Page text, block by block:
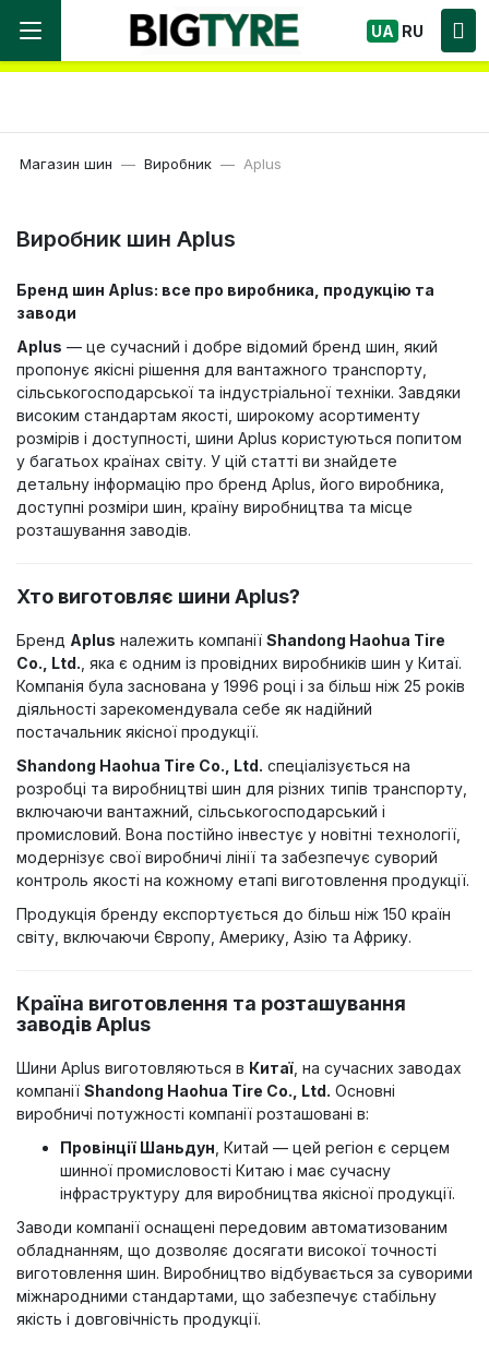
Ми працюємо! Великий вибір Шин, швидка
доставка по Україні!
UA RU
Магазин шин Виробник Aplus
Виробник шин Aplus
Бренд шин Aplus: все про виробника, продукцію та
заводи
Aplus — це сучасний і добре відомий бренд шин, який
пропонує якісні рішення для вантажного транспорту,
сільськогосподарської та індустріальної техніки. Завдяки
високим стандартам якості, широкому асортименту
розмірів і доступності, шини Aplus користуються попитом
у багатьох країнах світу. У цій статті ви знайдете
детальну інформацію про бренд Aplus, його виробника,
доступні розміри шин, країну виробництва та місце
розташування заводів.
Хто виготовляє шини Aplus?
Бренд Aplus належить компанії Shandong Haohua Tire
Co., Ltd. , яка є одним із провідних виробників шин у Китаї.
Компанія була заснована у 1996 році і за більш ніж 25 років
діяльності зарекомендувала себе як надійний
постачальник якісної продукції.
Shandong Haohua Tire Co., Ltd. спеціалізується на
розробці та виробництві шин для різних типів транспорту,
включаючи вантажний, сільськогосподарський і
промисловий. Вона постійно інвестує у новітні технології,
модернізує свої виробничі лінії та забезпечує суворий
контроль якості на кожному етапі виготовлення продукції.
Продукція бренду експортується до більш ніж 150 країн
світу, включаючи Європу, Америку, Азію та Африку.
Країна виготовлення та розташування
заводів Aplus
Шини Aplus виготовляються в Китаї , на сучасних заводах
компанії Shandong Haohua Tire Co., Ltd. Основні
виробничі потужності компанії розташовані в:
Провінції Шаньдун , Китай — цей регіон є серцем
шинної промисловості Китаю і має сучасну
інфраструктуру для виробництва якісної продукції.
Заводи компанії оснащені передовим автоматизованим
обладнанням, що дозволяє досягати високої точності
виготовлення шин. Виробництво відбувається за суворими
міжнародними стандартами, що забезпечує стабільну
якість і довговічність продукції.